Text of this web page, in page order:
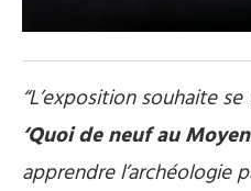
“L’exposition souhaite
‘Quoi de neuf au
apprendre l’archéologie